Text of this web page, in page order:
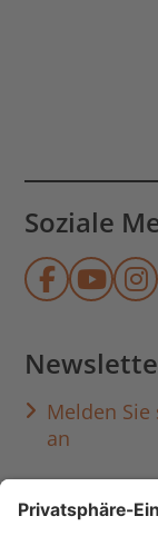
Soziale
Melden
an
Häufig